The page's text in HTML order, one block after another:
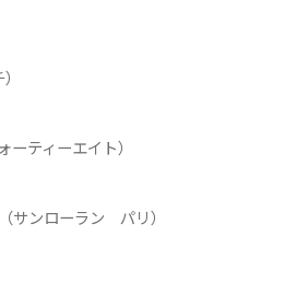
ティーエイト）
サンローラン パリ）